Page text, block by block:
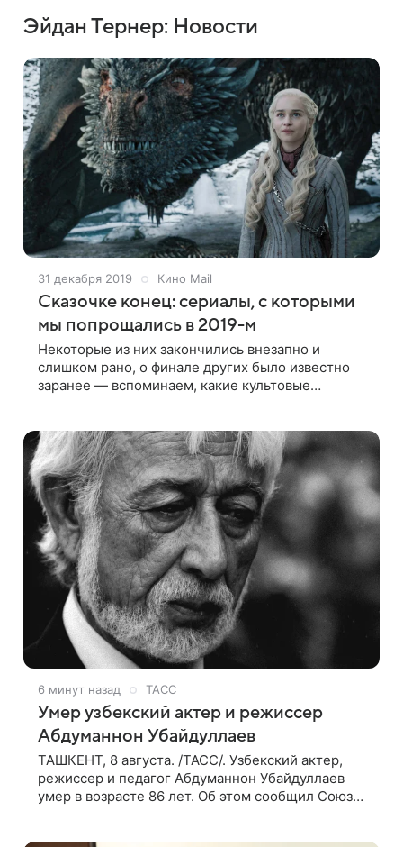
Эйдан Тернер: Новости
31 декабря 2019 Кино Mail
Сказочке конец: сериалы, с которыми
мы попрощались в 2019-м
Некоторые из них закончились внезапно и
слишком рано, о финале других было известно
заранее — вспоминаем, какие культовые
6 минут назад ТАСС
Умер узбекский актер и режиссер
Абдуманнон Убайдуллаев
ТАШКЕНТ, 8 августа. /ТАСС/. Узбекский актер,
режиссер и педагог Абдуманнон Убайдуллаев
умер в возрасте 86 лет. Об этом сообщил Союз